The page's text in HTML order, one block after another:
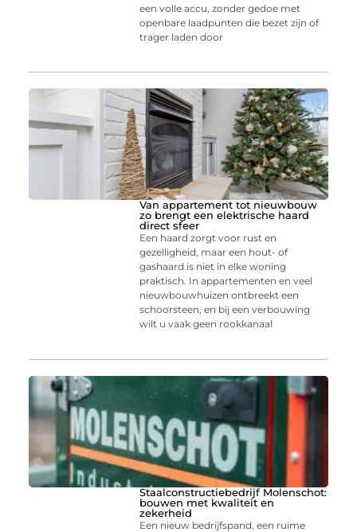
een volle accu, zonder gedoe met
openbare laadpunten die bezet zijn of
trager laden door
Van appartement tot nieuwbouw
zo brengt een elektrische haard
direct sfeer
Een haard zorgt voor rust en
gezelligheid, maar een hout- of
gashaard is niet in elke woning
praktisch. In appartementen en veel
nieuwbouwhuizen ontbreekt een
schoorsteen, en bij een verbouwing
wilt u vaak geen rookkanaal
Staalconstructiebedrijf Molenschot:
bouwen met kwaliteit en
zekerheid
Een nieuw bedrijfspand, een ruime